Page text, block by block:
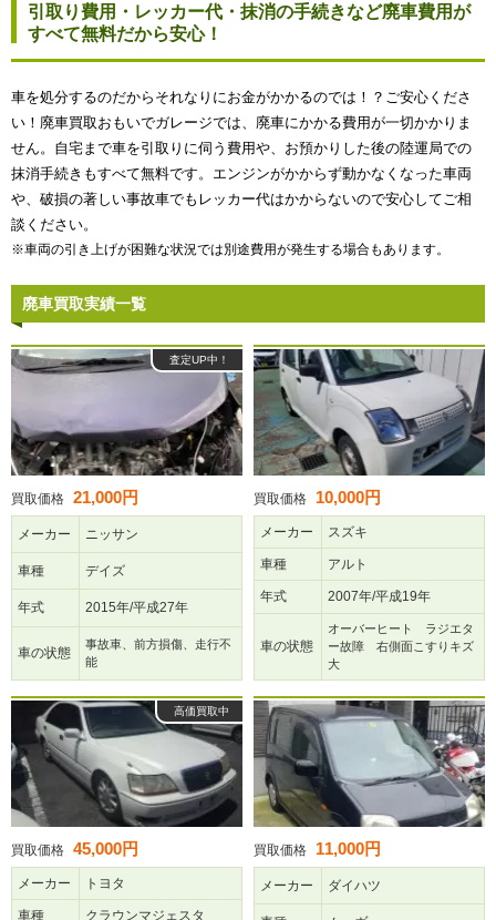
引取り費用・レッカー代・抹消の手続きなど廃車費用が
すべて無料だから安心！
車を処分するのだからそれなりにお金がかかるのでは！？ご安心くださ
い！廃車買取おもいでガレージでは、廃車にかかる費用が一切かかりま
せん。自宅まで車を引取りに伺う費用や、お預かりした後の陸運局での
抹消手続きもすべて無料です。エンジンがかからず動かなくなった車両
や、破損の著しい事故車でもレッカー代はかからないので安心してご相
談ください。
※車両の引き上げが困難な状況では別途費用が発生する場合もあります。
廃車買取実績一覧
査定UP中！
買取価格 21,000円
メーカー ニッサン
車種 デイズ
年式 2015年/平成27年
車の状態
事故車、前方損傷、走行不
能
買取価格 10,000円
メーカー スズキ
車種 アルト
年式 2007年/平成19年
車の状態
オーバーヒート ラジエタ
ー故障 右側面こすりキズ
大
高価買取中
買取価格 45,000円
メーカー トヨタ
車種 クラウンマジェスタ
買取価格 11,000円
メーカー ダイハツ